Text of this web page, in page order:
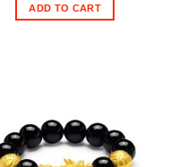
ADD TO CART